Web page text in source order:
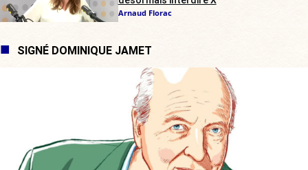
Arnaud Florac
SIGNÉ DOMINIQUE JAMET